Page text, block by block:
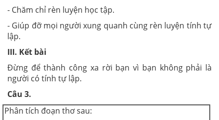
- Chăm chỉ rèn luyện học tập.
- Giúp đỡ mọi người xung quanh cùng rèn luyện tính tự
lập.
III. Kết bài
Đừng để thành công xa rời bạn vì bạn không phải là
người có tính tự lập.
Câu 3.
Phân tích đoạn thơ sau: